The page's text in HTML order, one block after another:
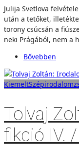
Julija Svetlova
után a tetőket,
torony csúcsán a
neki Prágából, nem a
Bővebben
KiemeltSzépirodalom
Tolvaj
fikció IV.